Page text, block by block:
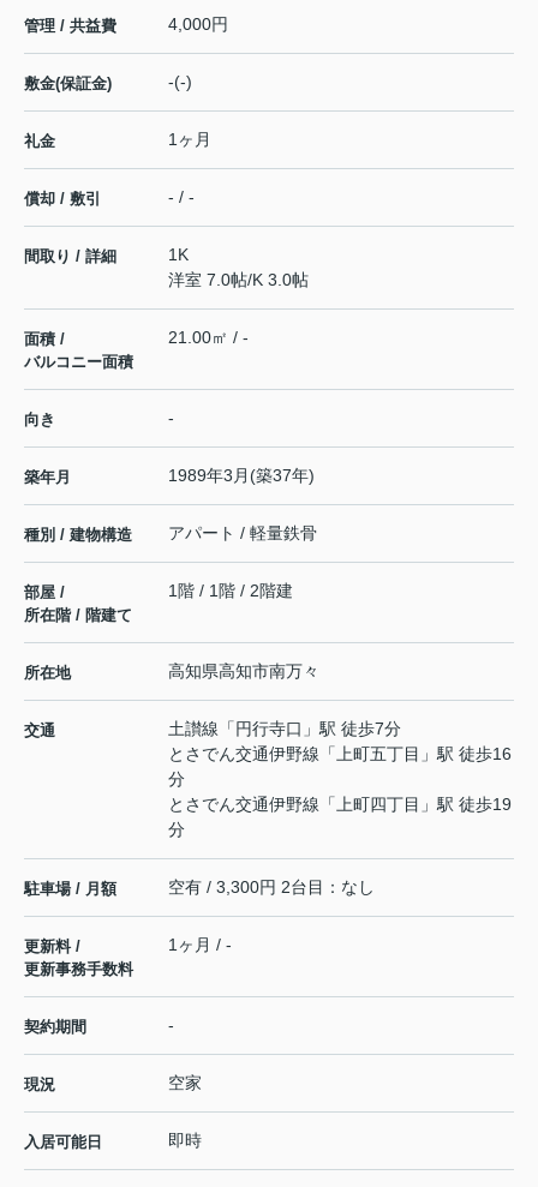
管理 / 共益費 4,000円
敷金(保証金) -(-)
礼金 1ヶ月
償却 / 敷引 - / -
間取り / 詳細
1K
洋室 7.0帖/K 3.0帖
面積 /
バルコニー面積
21.00㎡ / -
向き -
築年月 1989年3月(築37年)
種別 / 建物構造 アパート / 軽量鉄骨
部屋 /
所在階 / 階建て
1階 / 1階 / 2階建
所在地 高知県高知市南万々
交通 土讃線 「円行寺口 」駅 徒歩7分
とさでん交通伊野線 「 上町五丁目 」駅 徒歩16
分
とさでん交通伊野線 「 上町四丁目 」駅 徒歩19
分
駐車場 / 月額 空有 / 3,300円 2台目：なし
更新料 /
更新事務手数料
1ヶ月 / -
契約期間 -
現況 空家
入居可能日 即時